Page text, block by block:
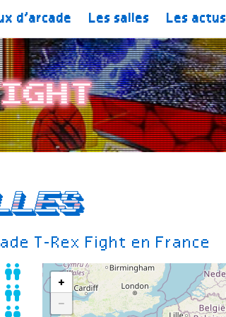
d’arcade Les salles Les actus
T-Rex Fight en France
+
−